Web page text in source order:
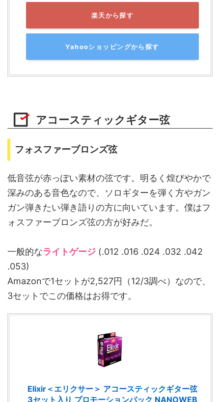
楽天から探す
Yahooショッピングから探す
アコースティックギター弦
フォスファーブロンズ弦
低音弦が赤っぽい素材の弦です。明るく煌びやかで
深みのある音色なので、ソロギターを弾く方やガン
ガン弾きたい弾き語りの方に向いています。僕はフ
ォスファーブロンズ弦の方が好みだ。
一般的なライトゲージ (.012 .016 .024 .032 .042
.053)
Amazonで1セットが2,527円（12/3調べ）なので、
3セットでこの価格はお得です。
Elixir＜エリクサー＞ アコースティックギター弦
3セット入り プロモーションパック NANOWEB